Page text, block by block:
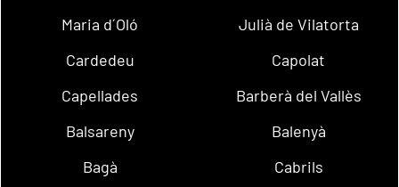
Maria d´Oló
Julià de Vilatorta
Cardedeu
Capolat
Capellades
Barberà del Vallès
Balsareny
Balenyà
Bagà
Cabrils